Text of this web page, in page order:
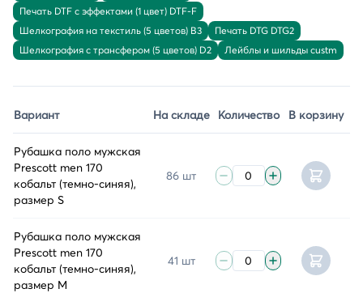
Печать DTF с эффектами (1 цвет) DTF-F
Шелкография на текстиль (5 цветов) B3
Печать DTG DTG2
Шелкография с трансфером (5 цветов) D2
Лейблы и шильды custm
Вариант На складе Количество В корзину
Рубашка поло мужская
Prescott men 170
кобальт (темно-синяя),
размер S
86 шт
Рубашка поло мужская
Prescott men 170
кобальт (темно-синяя),
размер M
41 шт